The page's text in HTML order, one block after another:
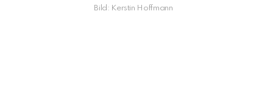
Bild: Kerstin Hoffmann